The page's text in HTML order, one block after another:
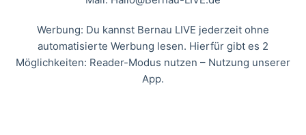
Werbung: Du kannst Bernau LIVE jederzeit ohne
automatisierte Werbung lesen. Hierfür gibt es 2
Möglichkeiten: Reader-Modus nutzen – Nutzung unserer
App.